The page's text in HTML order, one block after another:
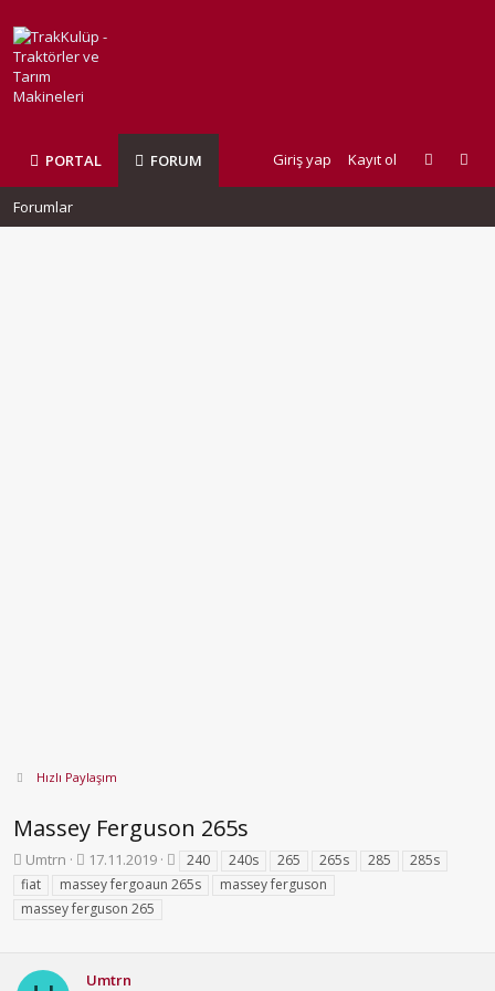
PORTAL FORUM Giriş yap Kayıt ol
Forumlar
Hızlı Paylaşım
Massey Ferguson 265s
K
o
b
u
Umtrn
B
a
g
17.11.2019
t
240 240s 265 265s 285
285s
fiat
massey fergoaun 265s
massey ferguson
massey ferguson 265
Umtrn